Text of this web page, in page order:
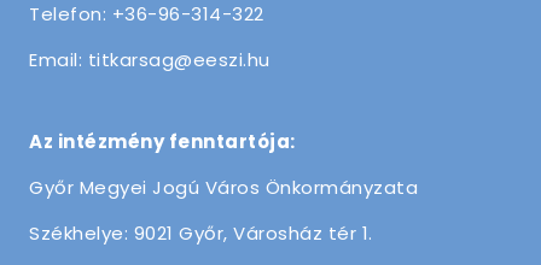
Telefon: +36-96-314-322
Email: titkarsag@eeszi.hu
Az intézmény fenntartója:
Győr Megyei Jogú Város Önkormányzata
Székhelye: 9021 Győr, Városház tér 1.